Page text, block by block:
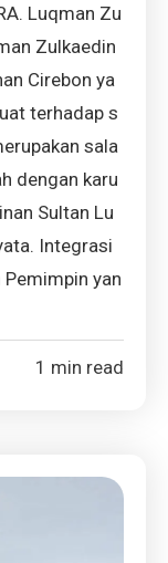
Luqman Zu
Zulkaedin
Cirebon ya
terhadap s
sala
dengan karu
Sultan Lu
Integrasi
yan
1 min read